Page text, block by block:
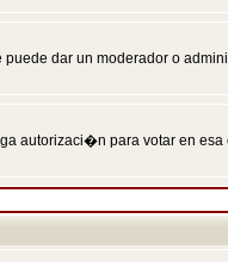
dar un moderador o
autorizaci�n para votar en esa